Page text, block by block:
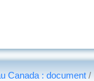
Canada : document /